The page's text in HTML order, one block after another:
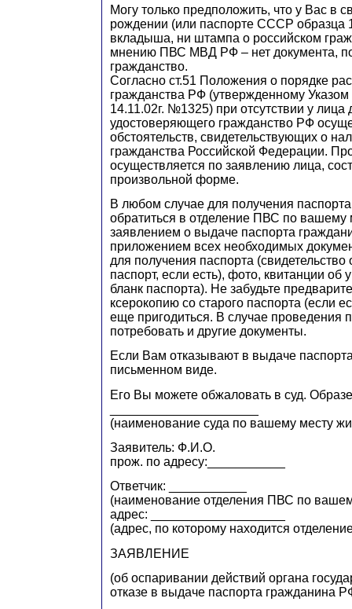
Могу только предположить, что у Вас в
рождении (или паспорте СССР образца
вкладыша, ни штампа о российском
мнению ПВС МВД РФ – нет документа,
гражданство.
Согласно ст.51 Положения о порядке
гражданства РФ (утвержденному
14.11.02г. №1325) при отсутствии у лица
удостоверяющего гражданство РФ
обстоятельств, свидетельствующих о
гражданства Российской Федерации.
осуществляется по заявлению лица,
произвольной форме.
В любом случае для получения
обратиться в отделение ПВС по вашему
заявлением о выдаче паспорта
приложением всех необходимых
для получения паспорта
паспорт, если есть), фото, квитанции об
бланк паспорта). Не забудьте
ксерокопию со старого паспорта (если
еще пригодиться. В случае проведения
потребовать и другие документы.
Если Вам отказывают в выдаче
письменном виде.
Его Вы можете обжаловать в суд.
(наименование суда по вашему месту
Заявитель: Ф.И.О.
прож. по адресу:___________
Ответчик: ___________
(наименование отделения ПВС по
адрес: ___________________
(адрес, по которому находится
ЗАЯВЛЕНИЕ
(об оспаривании действий органа
отказе в выдаче паспорта гражданина